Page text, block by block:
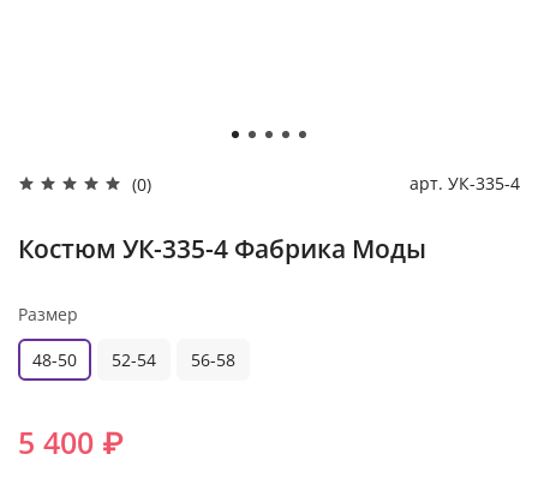
(0) арт. УК-335-4
Костюм УК-335-4 Фабрика Моды
Размер
48-50
52-54 56-58
5 400 ₽